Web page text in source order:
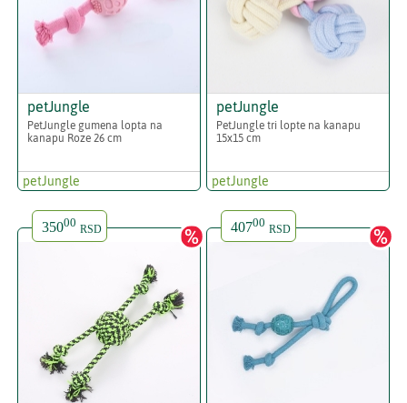
petJungle
PetJungle gumena lopta na
kanapu Roze 26 cm
petJungle
petJungle
PetJungle tri lopte na kanapu
15x15 cm
petJungle
35000 RSD 40700 RSD